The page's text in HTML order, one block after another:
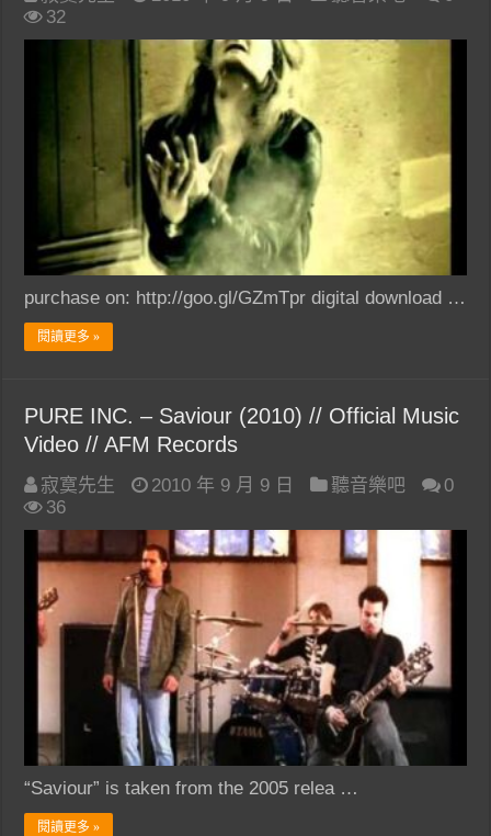
32
purchase on: http://goo.gl/GZmTpr digital download …
閱讀更多 »
PURE INC. – Saviour (2010) // Official Music
Video // AFM Records
寂寞先生 2010 年 9 月 9 日 聽音樂吧
0
36
“Saviour” is taken from the 2005 relea …
閱讀更多 »